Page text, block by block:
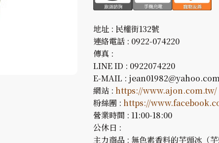
地址 : 民權街132號
連絡電話 : 0922-074220
傳真 :
LINE ID : 0922074220
E-MAIL :
網站 : https://www.ajon.com.tw/
粉絲團 : https://
營業時間 : 11:00-18:00
公休日 :
主力商品 : 無色素香料的芋頭冰（